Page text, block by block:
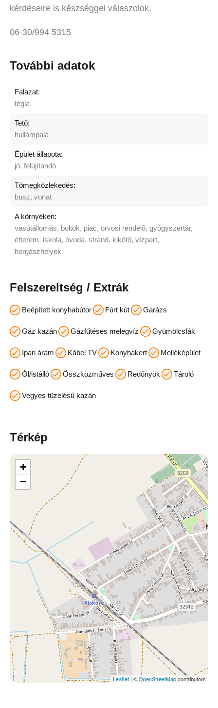
kérdéseire is készséggel válaszolok.
06-30/994 5315
További adatok
Falazat:
tégla
Tető:
hullámpala
Épület állapota:
jó, felújítandó
Tömegközlekedés:
busz, vonat
A környéken:
vasútállomás, boltok, piac, orvosi rendelő, gyógyszertár,
étterem, iskola, óvoda, strand, kikötő, vízpart,
horgászhelyek
Felszereltség / Extrák
Beépített konyhabútor Fúrt kút Garázs
Gáz kazán Gázfűtéses melegvíz Gyümölcsfák
Ipari áram Kábel TV Konyhakert Melléképület
Ól/istálló Összközműves Redőnyök Tároló
Vegyes tüzelésű kazán
Térkép
+
−
Leaflet | ©OpenStreetMapcontributors